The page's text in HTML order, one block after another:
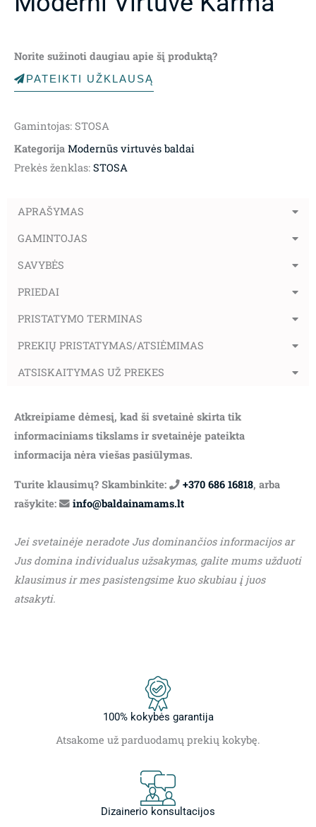
Norite sužinoti daugiau apie šį produktą?
PATEIKTI UŽKLAUSĄ
Gamintojas: STOSA
Kategorija Modernūs virtuvės baldai
Prekės ženklas: STOSA
APRAŠYMAS
GAMINTOJAS
SAVYBĖS
PRIEDAI
PRISTATYMO TERMINAS
PREKIŲ PRISTATYMAS/ATSIĖMIMAS
ATSISKAITYMAS UŽ PREKES
Atkreipiame dėmesį, kad ši svetainė skirta tik
informaciniams tikslams ir svetainėje pateikta
informacija nėra viešas pasiūlymas.
Turite klausimų? Skambinkite: +370 686 16818, arba
rašykite:
info@baldainamams.lt
Jei svetainėje neradote Jus dominančios informacijos ar
Jus domina individualus užsakymas, galite mums užduoti
klausimus ir mes pasistengsime kuo skubiau į juos
atsakyti.
100% kokybės garantija
Atsakome už parduodamų prekių kokybę.
Dizainerio konsultacijos